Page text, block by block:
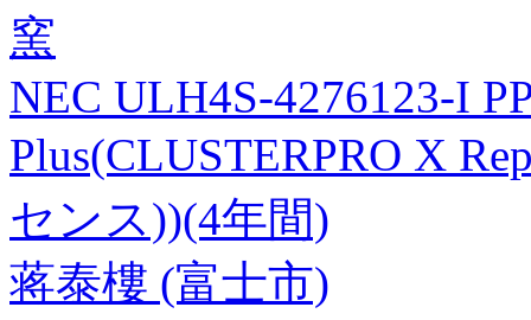
窯
NEC ULH4S-4276123-I
Plus(CLUSTERPRO X
センス))(4年間)
蒋泰樓 (富士市)